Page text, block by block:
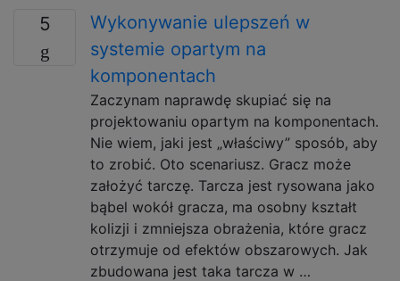
5
Wykonywanie ulepszeń w
systemie opartym na
komponentach
Zaczynam naprawdę skupiać się na
projektowaniu opartym na komponentach.
Nie wiem, jaki jest „właściwy” sposób, aby
to zrobić. Oto scenariusz. Gracz może
założyć tarczę. Tarcza jest rysowana jako
bąbel wokół gracza, ma osobny kształt
kolizji i zmniejsza obrażenia, które gracz
otrzymuje od efektów obszarowych. Jak
zbudowana jest taka tarcza w …